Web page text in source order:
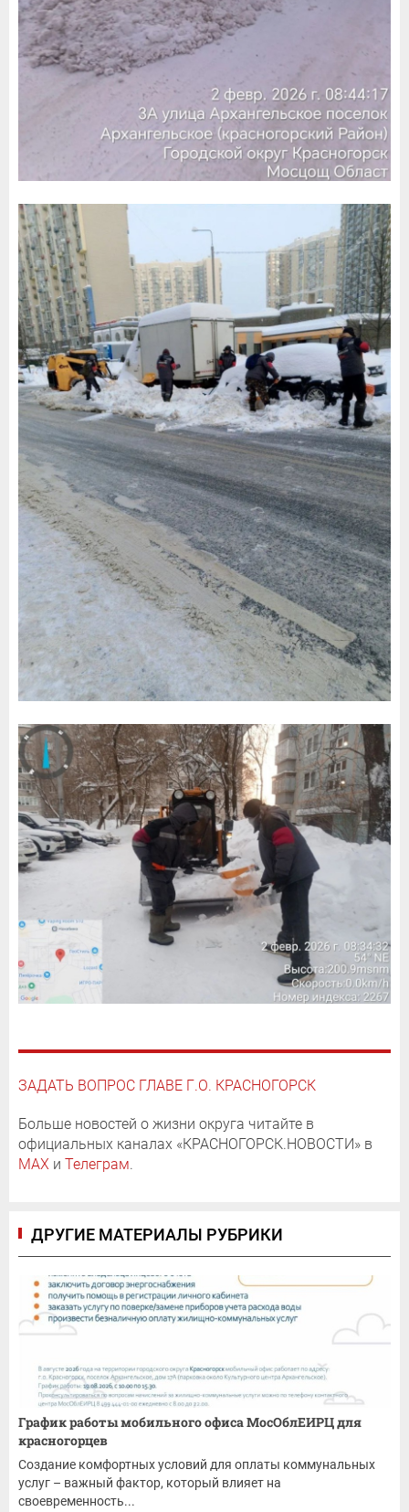
ЗАДАТЬ ВОПРОС ГЛАВЕ Г.О. КРАСНОГОРСК
Больше новостей о жизни округа читайте в
официальных каналах «КРАСНОГОРСК.НОВОСТИ» в
MAX и Телеграм.
ДРУГИЕ МАТЕРИАЛЫ РУБРИКИ
График работы мобильного офиса МосОблЕИРЦ для
красногорцев
Создание комфортных условий для оплаты коммунальных
услуг – важный фактор, который влияет на
своевременность...